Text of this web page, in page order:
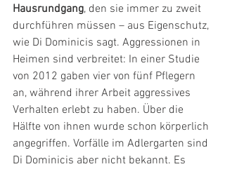
Hausrundgang, den sie immer zu zweit
durchführen müssen – aus Eigenschutz,
wie Di Dominicis sagt. Aggressionen in
Heimen sind verbreitet: In einer Studie
von 2012 gaben vier von fünf Pflegern
an, während ihrer Arbeit aggressives
Verhalten erlebt zu haben. Über die
Hälfte von ihnen wurde schon körperlich
angegriffen. Vorfälle im Adlergarten sind
Di Dominicis aber nicht bekannt. Es